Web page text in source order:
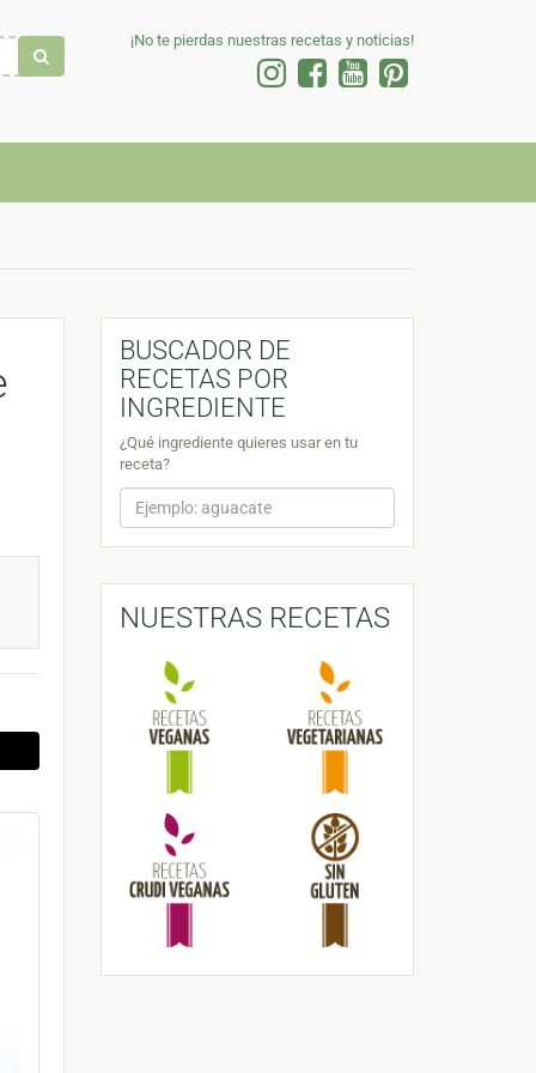
¡No te pierdas nuestras recetas y noticias!
BUSCADOR DE
RECETAS POR
INGREDIENTE
¿Qué ingrediente quieres usar en tu
receta?
NUESTRAS RECETAS